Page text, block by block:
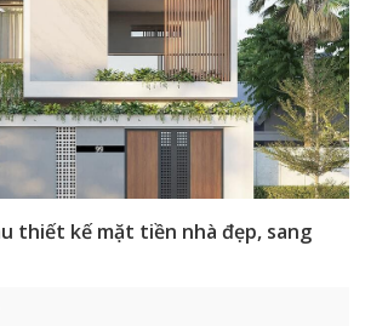
thiết kế mặt tiền nhà đẹp, sang